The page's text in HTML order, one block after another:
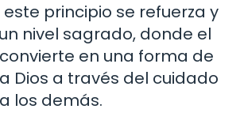
este principio se refuerza y
nivel sagrado, donde el
en una forma de
Dios a través del cuidado
los demás.